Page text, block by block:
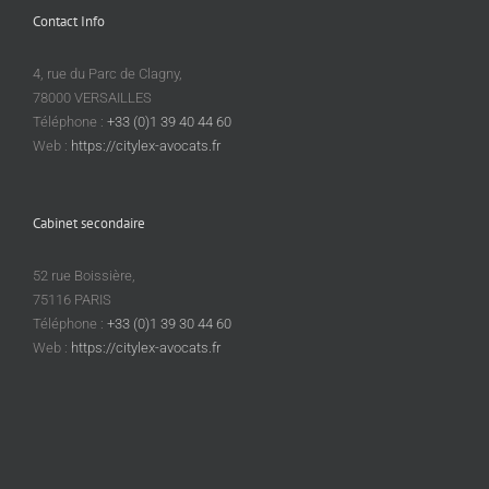
Contact Info
4, rue du Parc de Clagny,
78000 VERSAILLES
Téléphone : +33 (0)1 39 40 44 60
Web : https://citylex-avocats.fr
Cabinet secondaire
52 rue Boissière,
75116 PARIS
Téléphone : +33 (0)1 39 30 44 60
Web : https://citylex-avocats.fr